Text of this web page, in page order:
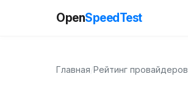
OpenSpeedTest
Главная Рейтинг провайдеров